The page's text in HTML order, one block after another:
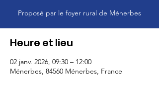
Proposé par le foyer rural de Ménerbes
Heure et lieu
02 janv. 2026, 09:30 – 12:00
Ménerbes, 84560 Ménerbes, France